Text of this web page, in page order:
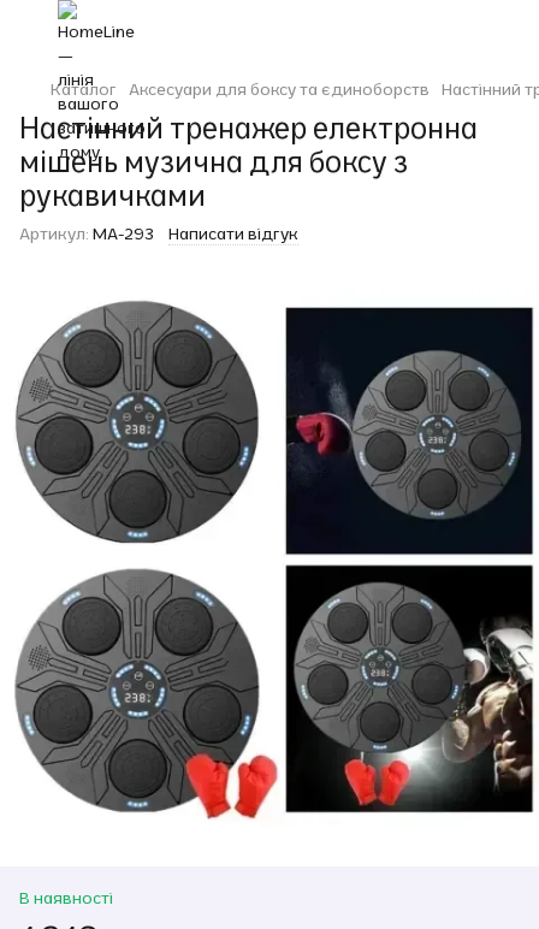
Каталог Аксесуари для боксу та єдиноборств Настінний
Настінний тренажер електронна
мішень музична для боксу з
рукавичками
Артикул: MA-293 Написати відгук
В наявності